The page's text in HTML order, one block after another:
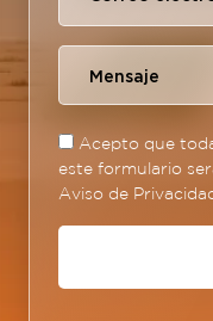
Acepto que
este formulario
Aviso de